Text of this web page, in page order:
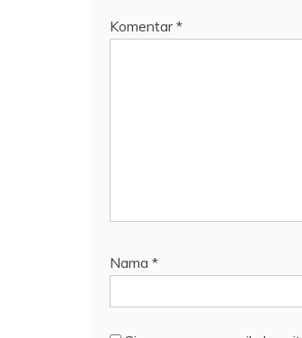
Komentar*
Nama *